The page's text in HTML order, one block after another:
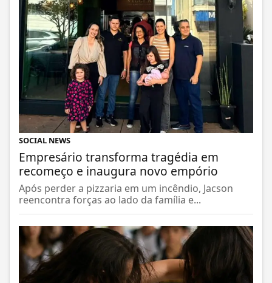
SOCIAL NEWS
Empresário transforma tragédia em
recomeço e inaugura novo empório
Após perder a pizzaria em um incêndio, Jacson
reencontra forças ao lado da família e...